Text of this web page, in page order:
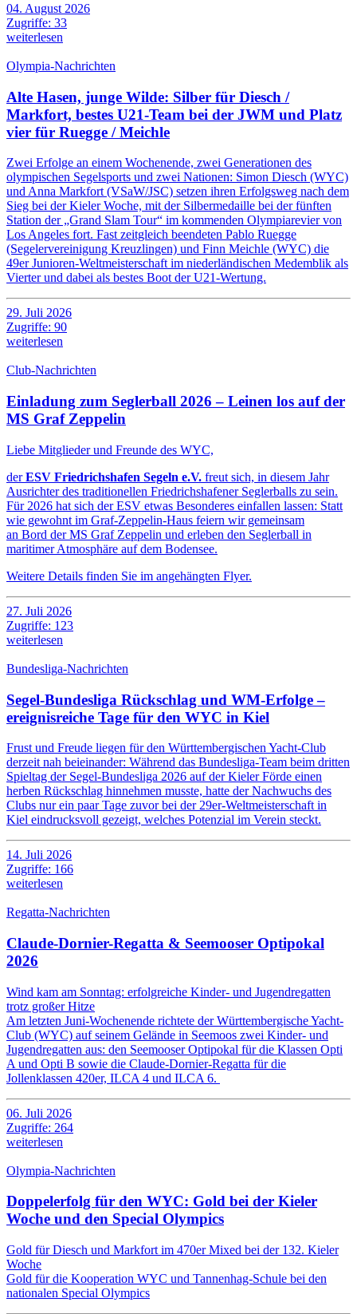
04. August 2026
Zugriffe: 33
weiterlesen
Olympia-Nachrichten
Alte Hasen, junge Wilde: Silber für Diesch /
Markfort, bestes U21-Team bei der JWM und Platz
vier für Ruegge / Meichle
Zwei Erfolge an einem Wochenende, zwei Generationen des
olympischen Segelsports und zwei Nationen: Simon Diesch (WYC)
und Anna Markfort (VSaW/JSC) setzen ihren Erfolgsweg nach dem
Sieg bei der Kieler Woche, mit der Silbermedaille bei der fünften
Station der „Grand Slam Tour“ im kommenden Olympiarevier von
Los Angeles fort. Fast zeitgleich beendeten Pablo Ruegge
(Segelervereinigung Kreuzlingen) und Finn Meichle (WYC) die
49er Junioren-Weltmeisterschaft im niederländischen Medemblik als
Vierter und dabei als bestes Boot der U21-Wertung.
29. Juli 2026
Zugriffe: 90
weiterlesen
Club-Nachrichten
Einladung zum Seglerball 2026 – Leinen los auf der
MS Graf Zeppelin
Liebe Mitglieder und Freunde des WYC,
derESV Friedrichshafen Segeln e.V. freut sich, in diesem Jahr
Ausrichter des traditionellen Friedrichshafener Seglerballs zu sein.
Für 2026 hat sich der ESV etwas Besonderes einfallen lassen: Statt
wie gewohnt im Graf-Zeppelin-Haus feiern wir gemeinsam
an Bord der MS Graf Zeppelin und erleben den Seglerball in
maritimer Atmosphäre auf dem Bodensee.
Weitere Details finden Sie im angehängten Flyer.
27. Juli 2026
Zugriffe: 123
weiterlesen
Bundesliga-Nachrichten
Segel-Bundesliga Rückschlag und WM-Erfolge –
ereignisreiche Tage für den WYC in Kiel
Frust und Freude liegen für den Württembergischen Yacht-Club
derzeit nah beieinander: Während das Bundesliga-Team beim dritten
Spieltag der Segel-Bundesliga 2026 auf der Kieler Förde einen
herben Rückschlag hinnehmen musste, hatte der Nachwuchs des
Clubs nur ein paar Tage zuvor bei der 29er-Weltmeisterschaft in
Kiel eindrucksvoll gezeigt, welches Potenzial im Verein steckt.
14. Juli 2026
Zugriffe: 166
weiterlesen
Regatta-Nachrichten
Claude-Dornier-Regatta & Seemooser Optipokal
2026
Wind kam am Sonntag: erfolgreiche Kinder- und Jugendregatten
trotz großer Hitze
Am letzten Juni-Wochenende richtete der Württembergische Yacht-
Club (WYC) auf seinem Gelände in Seemoos zwei Kinder- und
Jugendregatten aus: den Seemooser Optipokal für die Klassen Opti
A und Opti B sowie die Claude-Dornier-Regatta für die
Jollenklassen 420er, ILCA 4 und ILCA 6.
06. Juli 2026
Zugriffe: 264
weiterlesen
Olympia-Nachrichten
Doppelerfolg für den WYC: Gold bei der Kieler
Woche und den Special Olympics
Gold für Diesch und Markfort im 470er Mixed bei der 132. Kieler
Woche
Gold für die Kooperation WYC und Tannenhag-Schule bei den
nationalen Special Olympics